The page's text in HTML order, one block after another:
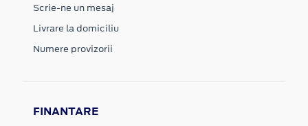
Scrie-ne un mesaj
Livrare la domiciliu
Numere provizorii
FINANTARE